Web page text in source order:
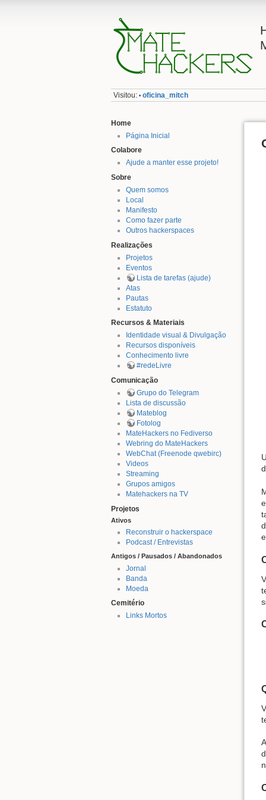
Visitou: • oficina_mitch
Home
Página Inicial
Colabore
Ajude a manter esse projeto!
Sobre
Quem somos
Local
Manifesto
Como fazer parte
Outros hackerspaces
Realizações
Projetos
Eventos
Lista de tarefas (ajude)
Atas
Pautas
Estatuto
Recursos & Materiais
Identidade visual & Divulgação
Recursos disponíveis
Conhecimento livre
#redeLivre
Comunicação
Grupo do Telegram
Lista de discussão
Mateblog
Fotolog
MateHackers no Fediverso
Webring do MateHackers
WebChat (Freenode qwebirc)
Videos
Streaming
Grupos amigos
Matehackers na TV
Projetos
Ativos
Reconstruir o hackerspace
Podcast / Entrevistas
Antigos / Pausados / Abandonados
Jornal
Banda
Moeda
Cemitério
Links Mortos